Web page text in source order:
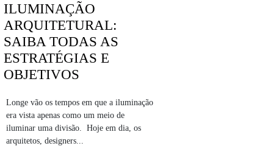
ILUMINAÇÃO
ARQUITETURAL:
SAIBA TODAS AS
ESTRATÉGIAS E
OBJETIVOS
Longe vão os tempos em que a iluminação
era vista apenas como um meio de
iluminar uma divisão. Hoje em dia, os
arquitetos, designers...